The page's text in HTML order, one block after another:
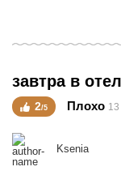
завтра в
2/5 Плохо
Ksenia